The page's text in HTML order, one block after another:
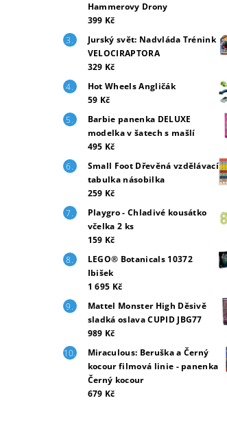
Hammerovy Drony
399 Kč
Jurský svět: Nadvláda Trénink
VELOCIRAPTORA
329 Kč
Hot Wheels Angličák
59 Kč
Barbie panenka DELUXE
modelka v šatech s mašlí
495 Kč
Small Foot Dřevěná vzdělávací
tabulka násobilka
259 Kč
Playgro - Chladivé kousátko
včelka 2 ks
159 Kč
LEGO® Botanicals 10372
Ibišek
1 695 Kč
Mattel Monster High Děsivě
sladká oslava CUPID JBG77
989 Kč
Miraculous: Beruška a Černý
kocour filmová linie - panenka
Černý kocour
679 Kč